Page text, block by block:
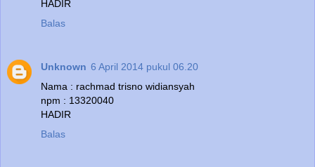
HADIR
Balas
Unknown 6 April 2014 pukul 06.20
Nama : rachmad trisno widiansyah
npm : 13320040
HADIR
Balas